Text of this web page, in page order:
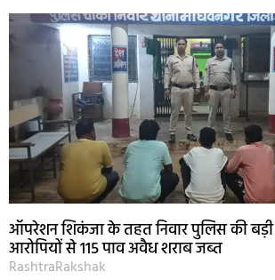
ऑपरेशन शिकंजा के तहत निवार पुलिस की बड़ी
आरोपियों से 115 पाव अवैध शराब जब्त
RashtraRakshak